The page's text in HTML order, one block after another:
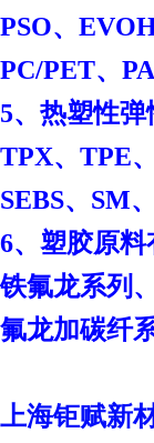
PSO、
PC/PET、
5、热塑性
TPX、TPE
SEBS、SM
6、塑胶原
铁氟龙系列
氟龙加碳纤
上海钜赋新